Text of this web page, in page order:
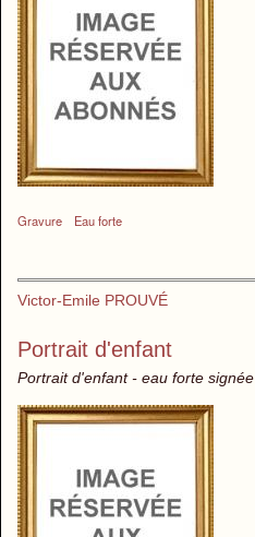
Gravure Eau forte
Victor-Emile PROUVÉ
Portrait d'enfant
Portrait d'enfant - eau forte signée